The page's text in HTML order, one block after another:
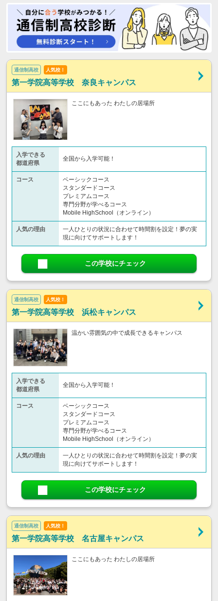
通信制高校 人気校！
第一学院高等学校 奈良キャンパス
ここにもあった わたしの居場所
入学できる
都道府県
全国から入学可能！
コース
ベーシックコース
スタンダードコース
プレミアムコース
専門分野が学べるコース
Mobile HighSchool（オンライン）
人気の理由
一人ひとりの状況に合わせて時間割を設定！夢の実
現に向けてサポートします！
この学校にチェック
通信制高校 人気校！
第一学院高等学校 浜松キャンパス
温かい雰囲気の中で成長できるキャンパス
入学できる
都道府県
全国から入学可能！
コース
ベーシックコース
スタンダードコース
プレミアムコース
専門分野が学べるコース
Mobile HighSchool（オンライン）
人気の理由
一人ひとりの状況に合わせて時間割を設定！夢の実
現に向けてサポートします！
この学校にチェック
通信制高校 人気校！
第一学院高等学校 名古屋キャンパス
ここにもあった わたしの居場所